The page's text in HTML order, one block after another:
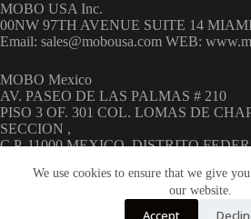
We use cookies to ensure that we give
our website.
Accept
MOBO USA Inc.
00NW 97TH AVENUE SUITE 14
Email: sales@mobousa.com WEB:
MOBO Mexico
AV. PASEO DE LAS PALMAS # 210
PISO 3 OF. 301 COL. LOMAS DE
SECCION ,
C.P. 11000 MEXICO, DISTRITO
Copyright © 2026 MOBO ( H.K.) Limited